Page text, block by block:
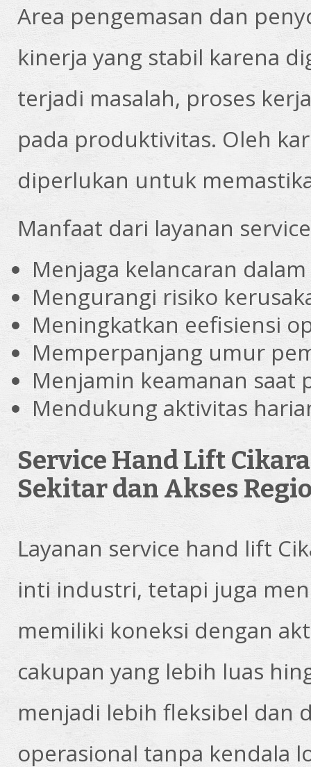
Area pengemasan dan
kinerja yang stabil karena
terjadi masalah, proses
pada produktivitas. Oleh
diperlukan untuk
Manfaat dari layanan
Menjaga kelancaran
Mengurangi risiko
Meningkatkan eefisiensi
Memperpanjang umur
Menjamin keamanan saat
Mendukung aktivitas
Service Hand Lift
Sekitar dan Akses
Layanan service hand lift
inti industri, tetapi juga
memiliki koneksi dengan
cakupan yang lebih luas
menjadi lebih fleksibel dan
operasional tanpa kendala